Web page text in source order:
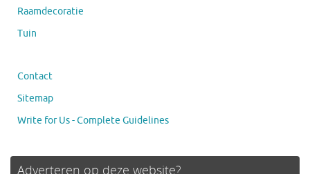
Raamdecoratie
Tuin
Contact
Sitemap
Write for Us - Complete Guidelines
Adverteren op deze website?